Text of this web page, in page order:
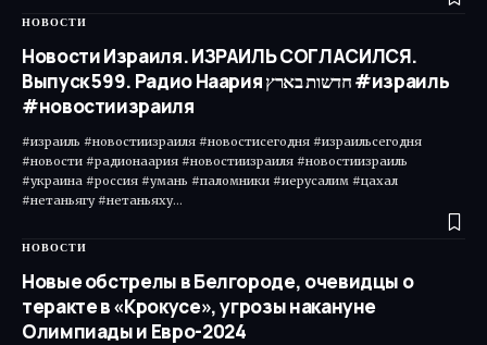
НОВОСТИ
Новости Израиля. ИЗРАИЛЬ СОГЛАСИЛСЯ.
Выпуск 599. Радио Наария חדשות בארץ #израиль
#новостиизраиля
#израиль #новостиизраиля #новостисегодня #израильсегодня
#новости #радионаария #новостиизраиля #новостиизраиль
#украина #россия #умань #паломники #иерусалим #цахал
#нетаньягу #нетаньяху…
НОВОСТИ
Новые обстрелы в Белгороде, очевидцы о
теракте в «Крокусе», угрозы накануне
Олимпиады и Евро-2024